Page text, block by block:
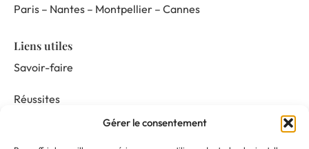
Gérer le consentement
Paris – Nantes – Montpellier – Cannes
Liens utiles
Savoir-faire
Réussites